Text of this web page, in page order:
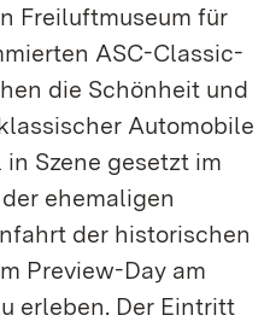
Freiluftmuseum für
ASC-Classic-
die Schönheit und
Automobile
Szene gesetzt im
ehemaligen
der historischen
Preview-Day am
erleben. Der Eintritt